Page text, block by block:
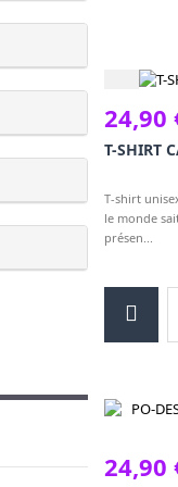
24,90
T-SHIRT
T-shirt
le monde
présen...
24,90